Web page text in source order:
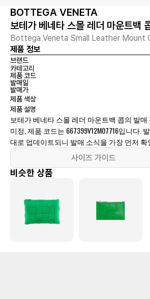
BOTTEGA VENETA
보테가 베네타 스몰 레더 마운트백
Bottega Veneta Small Leather Mount
제품 정보
브랜드
카테고리
제품 코드
발매일
발매가
제품 색상
제품 설명
보테가 베네타 스몰 레더 마운트백 콥의 발
미정, 제품 코드는 667399V12M07716입니다.
대로 업데이트되니 발매 소식을 가장 먼저 확
사이즈 가이드
비슷한 상품